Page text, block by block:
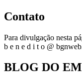
Contato
Para divulgação nesta
b e n e d i t o @
BLOG DO